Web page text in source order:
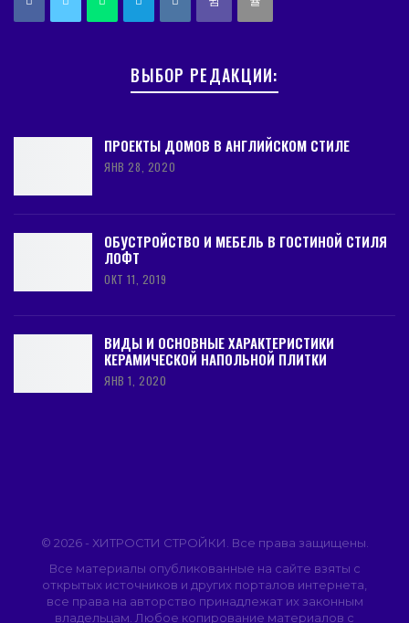
ВЫБОР РЕДАКЦИИ:
ПРОЕКТЫ ДОМОВ В АНГЛИЙСКОМ СТИЛЕ
ЯНВ 28, 2020
ОБУСТРОЙСТВО И МЕБЕЛЬ В ГОСТИНОЙ СТИЛЯ
ЛОФТ
ОКТ 11, 2019
ВИДЫ И ОСНОВНЫЕ ХАРАКТЕРИСТИКИ
КЕРАМИЧЕСКОЙ НАПОЛЬНОЙ ПЛИТКИ
ЯНВ 1, 2020
© 2026 - ХИТРОСТИ СТРОЙКИ. Все права защищены.
Все материалы опубликованные на сайте взяты с
открытых источников и других порталов интернета,
все права на авторство принадлежат их законным
владельцам. Любое копирование материалов с